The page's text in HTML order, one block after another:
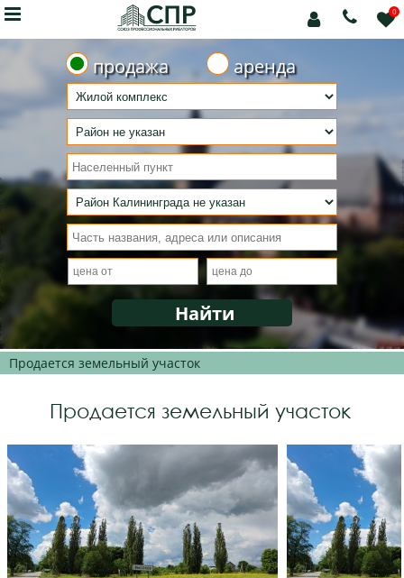
 0


продажа аренда
Продается земельный участок
Продается земельный участок